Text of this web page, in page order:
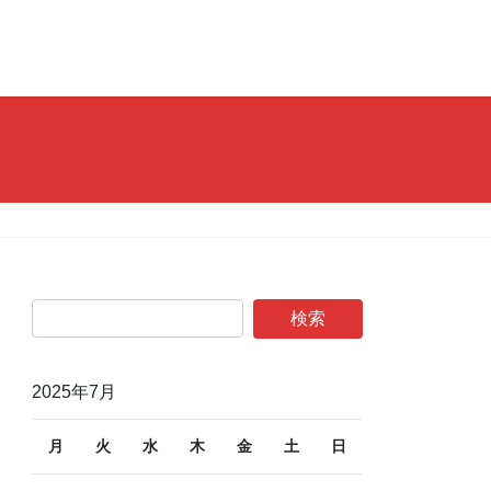
2025年7月
月 火 水 木 金 土 日